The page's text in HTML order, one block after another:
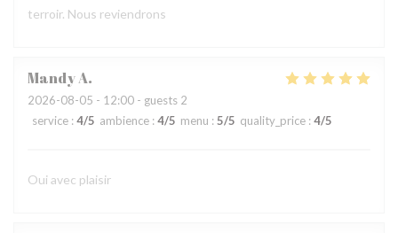
terroir. Nous reviendrons
MandyA
2026-08-05 - 12:00 - guests 2
service : 4/5 ambience : 4/5 menu : 5/5 quality_price : 4/5
Oui avec plaisir